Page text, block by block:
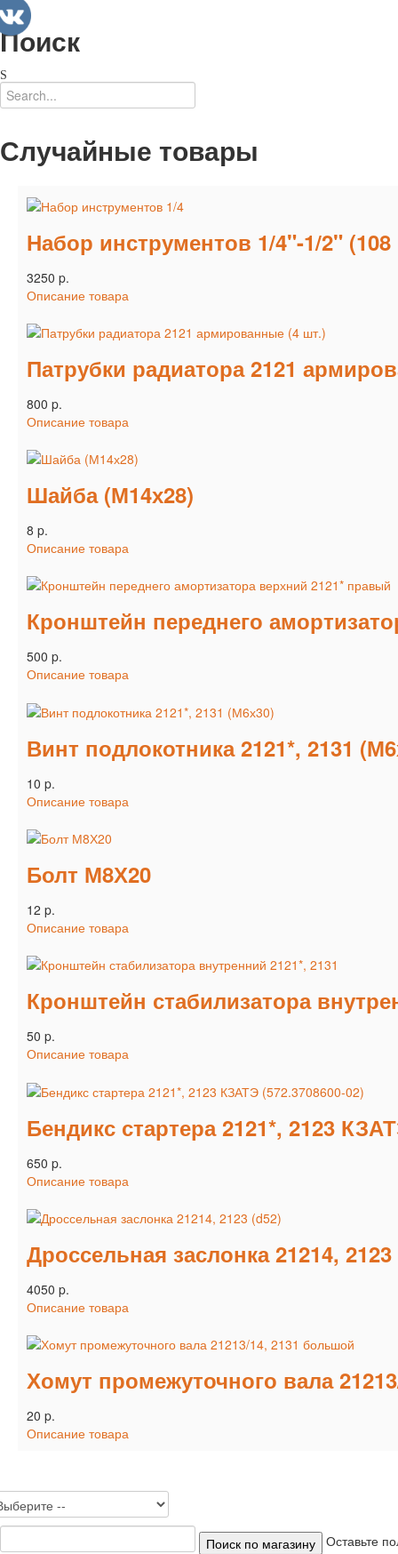
Поиск
Случайные товары
Набор инструментов 1/4"-1/2"
3250 p.
Описание товара
Патрубки радиатора 2121
800 p.
Описание товара
Шайба (М14х28)
8 p.
Описание товара
Кронштейн переднего
500 p.
Описание товара
Винт подлокотника 2121*, 2131
10 p.
Описание товара
Болт М8Х20
12 p.
Описание товара
Кронштейн стабилизатора
50 p.
Описание товара
Бендикс стартера 2121*, 2123
650 p.
Описание товара
Дроссельная заслонка 21214,
4050 p.
Описание товара
Хомут промежуточного вала
20 p.
Описание товара
Оставьте